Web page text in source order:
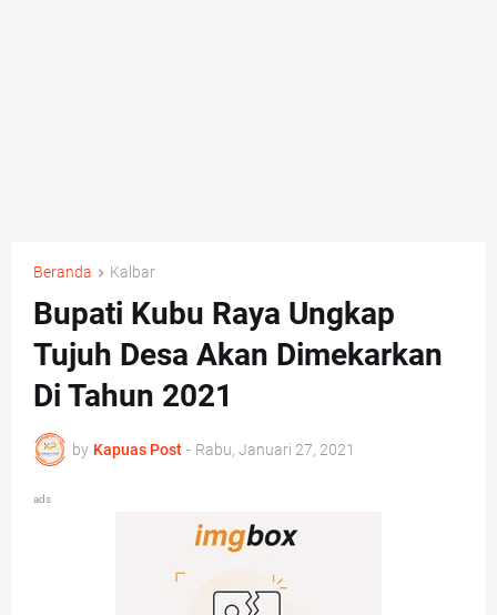
Beranda Kalbar
Bupati Kubu Raya Ungkap
Tujuh Desa Akan Dimekarkan
Di Tahun 2021
by Kapuas Post - Rabu, Januari 27, 2021
ads